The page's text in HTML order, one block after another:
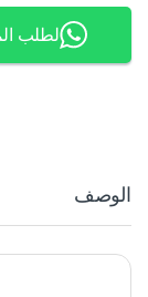
لطلب
الوصف